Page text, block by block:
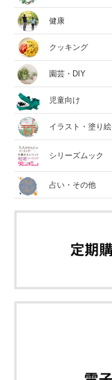
健康
クッキング
園芸・DIY
児童向け
イラスト・塗り絵
シリーズムック
占い・その他